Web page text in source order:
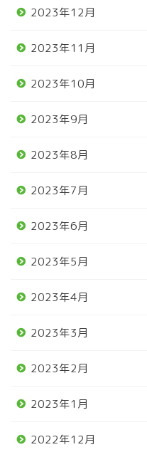
2023年12月
2023年11月
2023年10月
2023年9月
2023年8月
2023年7月
2023年6月
2023年5月
2023年4月
2023年3月
2023年2月
2023年1月
2022年12月